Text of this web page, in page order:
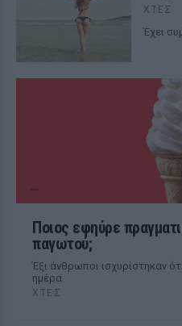
ΧΤΕΣ
Έχει
Ποιος εφηύρε
παγωτού;
Έξι άνθρωποι ισχυρίστηκαν
ημέρα
ΧΤΕΣ